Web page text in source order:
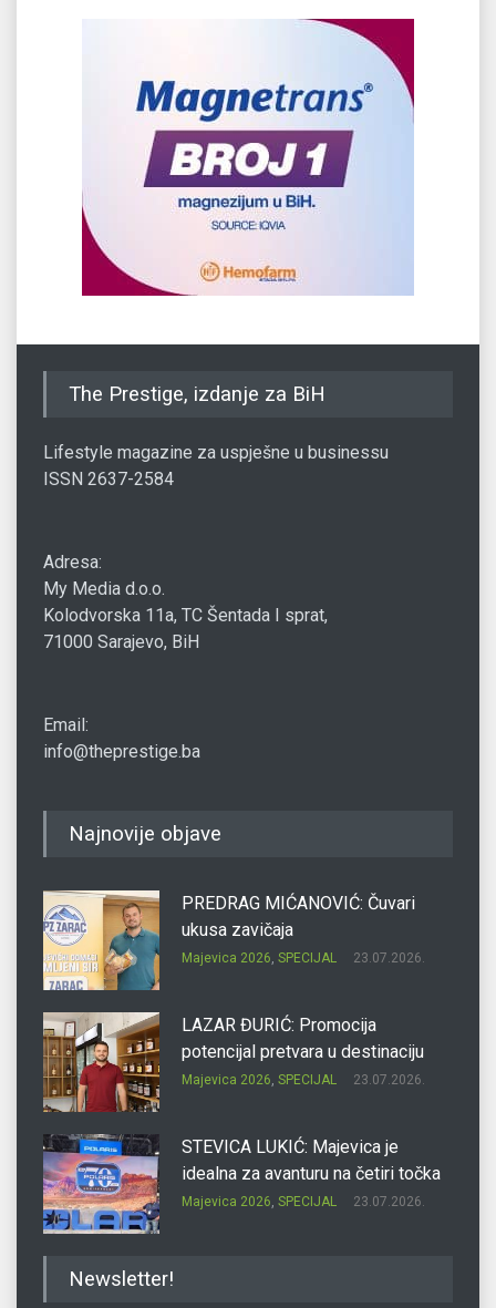
The Prestige, izdanje za BiH
Lifestyle magazine za uspješne u businessu
ISSN 2637-2584
Adresa:
My Media d.o.o.
Kolodvorska 11a, TC Šentada I sprat,
71000 Sarajevo, BiH
Email:
info@theprestige.ba
Najnovije objave
PREDRAG MIĆANOVIĆ: Čuvari
ukusa zavičaja
Majevica 2026, SPECIJAL 23.07.2026.
LAZAR ĐURIĆ: Promocija
potencijal pretvara u destinaciju
Majevica 2026, SPECIJAL 23.07.2026.
STEVICA LUKIĆ: Majevica je
idealna za avanturu na četiri točka
Majevica 2026, SPECIJAL 23.07.2026.
Newsletter!